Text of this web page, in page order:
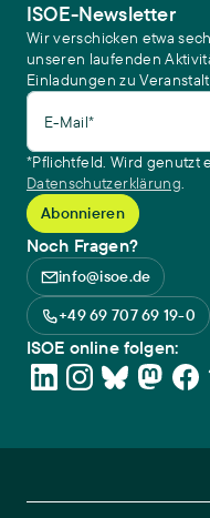
ISOE-Newsletter
Wir verschicken etwa
unseren laufenden
Einladungen zu
E-Mail*
*Pflichtfeld. Wird genutzt
Datenschutzerklärung.
Noch Fragen?
info@isoe.de
+49 69 707 69 19-0
ISOE online folgen: